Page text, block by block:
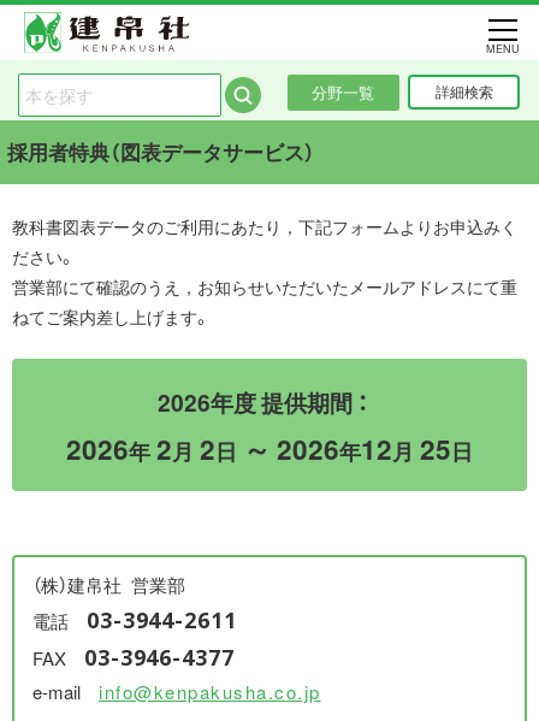
分野一覧 詳細検索
MENU
採用者特典（図表データサービス）
教科書図表データのご利用にあたり，下記フォームよりお申込みく
ださい。
営業部にて確認のうえ，お知らせいただいたメールアドレスにて重
ねてご案内差し上げます。
2026年度 提供期間 ：
2026年2月 2日 ～ 2026年12月 25日
（株）建帛社 営業部
電話 03-3944-2611
FAX 03-3946-4377
e-mail info@kenpakusha.co.jp